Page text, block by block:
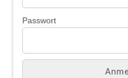
Passwort